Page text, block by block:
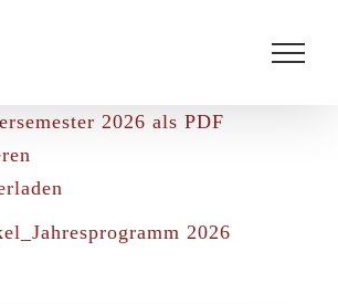
2026 als PDF
2026